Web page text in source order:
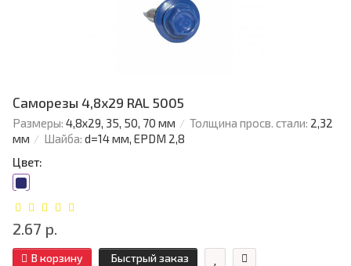
Саморезы 4,8х29 RAL 5005
Размеры: 4,8х29, 35, 50, 70 мм Толщина просв. стали: 2,32
мм
Шайба: d=14 мм, EPDM 2,8
Цвет:
2.67 р.
В корзину Быстрый заказ